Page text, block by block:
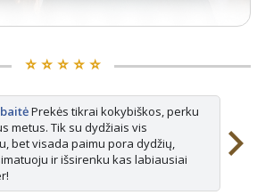
⭐️ ⭐️ ⭐️ ⭐️ ⭐️
Prekės tikrai kokybiškos, perku
metus. Tik su dydžiais vis
bet visada paimu pora dydžių,
ir išsirenku kas labiausiai